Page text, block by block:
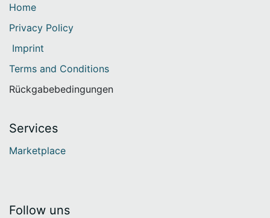
Home
Privacy Policy
Imprint
Terms and Conditions
Rückgabebedingungen
Services
Marketplace
Follow uns